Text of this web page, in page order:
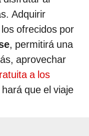
Adquirir
ofrecidos por
, permitirá una
aprovechar
a los
hará que el viaje